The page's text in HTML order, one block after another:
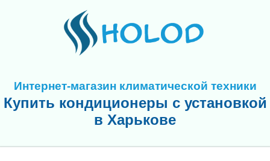
Интернет-магазин климатической техники
Купить кондиционеры с установкой
в Харькове